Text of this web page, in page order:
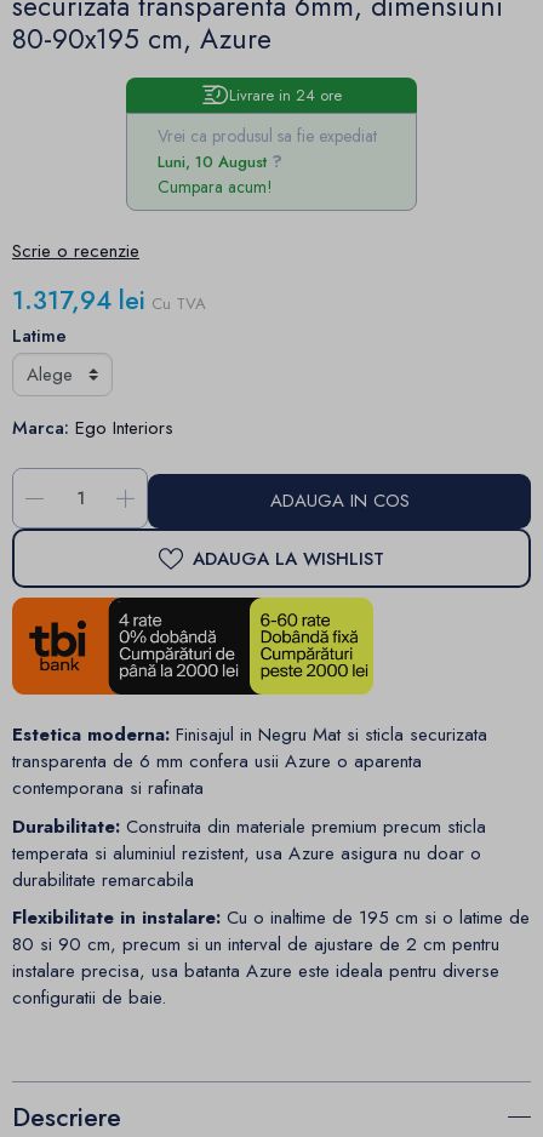
80-90x195 cm, Azure
Livrare in 24 ore
Vrei ca produsul sa fie expediat
Luni, 10 August
Cumpara acum!
Scrie o recenzie
1.317,94 lei Cu TVA
Latime
Marca: Ego Interiors
- + ADAUGA IN COS
ADAUGA LA WISHLIST
Estetica moderna: Finisajul in Negru Mat si sticla securizata
transparenta de 6 mm confera usii Azure o aparenta
contemporana si rafinata
Durabilitate: Construita din materiale premium precum sticla
temperata si aluminiul rezistent, usa Azure asigura nu doar o
durabilitate remarcabila
Flexibilitate in instalare: Cu o inaltime de 195 cm si o latime de
80 si 90 cm, precum si un interval de ajustare de 2 cm pentru
instalare precisa, usa batanta Azure este ideala pentru diverse
configuratii de baie.
Descriere